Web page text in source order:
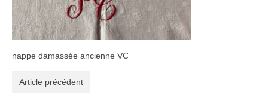
Dressing
Linge ancien
Ephemera
Créations
nappe damassée ancienne VC
Article précédent